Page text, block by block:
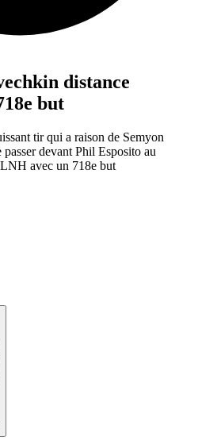
distance
but
tir qui a raison de Semyon
devant Phil Esposito au
avec un 718e but